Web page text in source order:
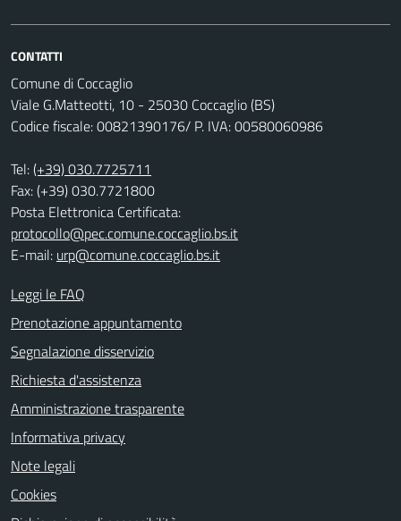
CONTATTI
Comune di Coccaglio
Viale G.Matteotti, 10 - 25030 Coccaglio (BS)
Codice fiscale: 00821390176/ P. IVA: 00580060986
Tel:(+39) 030.7725711
Fax: (+39) 030.7721800
Posta Elettronica Certificata:
protocollo@pec.comune.coccaglio.bs.it
E-mail: urp@comune.coccaglio.bs.it
Leggi le FAQ
Prenotazione appuntamento
Segnalazione disservizio
Richiesta d'assistenza
Amministrazione trasparente
Informativa privacy
Note legali
Cookies